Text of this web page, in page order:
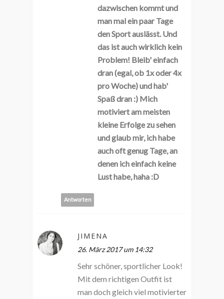
dazwischen kommt und
man mal ein paar Tage
den Sport auslässt. Und
das ist auch wirklich kein
Problem! Bleib' einfach
dran (egal, ob 1x oder 4x
pro Woche) und hab'
Spaß dran :) Mich
motiviert am meisten
kleine Erfolge zu sehen
und glaub mir, ich habe
auch oft genug Tage, an
denen ich einfach keine
Lust habe, haha :D
Antworten
JIMENA
26. März 2017 um 14:32
Sehr schöner, sportlicher Look!
Mit dem richtigen Outfit ist
man doch gleich viel motivierter